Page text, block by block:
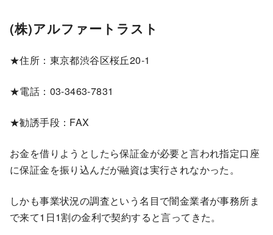
(株)アルファートラスト
★住所：東京都渋谷区桜丘20-1
★電話：03-3463-7831
★勧誘手段：FAX
お金を借りようとしたら保証金が必要と言われ指定口座
に保証金を振り込んだが融資は実行されなかった。
しかも事業状況の調査という名目で闇金業者が事務所ま
で来て1日1割の金利で契約すると言ってきた。